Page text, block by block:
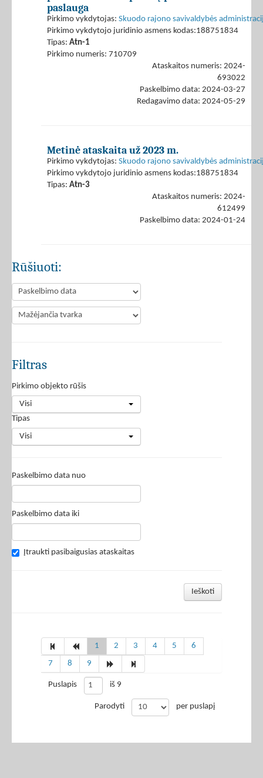
paslauga
Pirkimo vykdytojas: Skuodo rajono savivaldybės
Pirkimo vykdytojo juridinio asmens kodas:188751834
Tipas: Atn-1
Pirkimo numeris: 710709
Ataskaitos numeris: 2024-
693022
Paskelbimo data: 2024-03-27
Redagavimo data: 2024-05-29
Metinė ataskaita už 2023 m.
Pirkimo vykdytojas: Skuodo rajono savivaldybės
Pirkimo vykdytojo juridinio asmens kodas:188751834
Tipas: Atn-3
Ataskaitos numeris: 2024-
612499
Paskelbimo data: 2024-01-24
Rūšiuoti:
Filtras
Pirkimo objekto rūšis
Visi
Tipas
Visi
Paskelbimo data nuo
Paskelbimo data iki
Įtraukti pasibaigusias ataskaitas
Ieškoti
1 2 3 4 5
6
7
8 9
Puslapis iš 9
Parodyti per puslapį